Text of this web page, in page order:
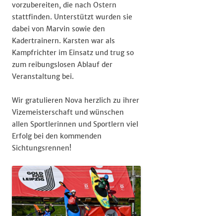
vorzubereiten, die nach Ostern
stattfinden. Unterstützt wurden sie
dabei von Marvin sowie den
Kadertrainern. Karsten war als
Kampfrichter im Einsatz und trug so
zum reibungslosen Ablauf der
Veranstaltung bei.
Wir gratulieren Nova herzlich zu ihrer
Vizemeisterschaft und wünschen
allen Sportlerinnen und Sportlern viel
Erfolg bei den kommenden
Sichtungsrennen!